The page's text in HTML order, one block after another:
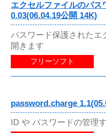
エクセルファイルのパス
0.03(06.04.19公開 14K)
パスワード保護されたエ
開きます
フリーソフト
password.charge
ID や パスワードの管理